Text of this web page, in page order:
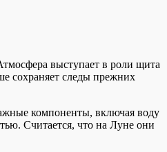
выступает в роли щита
сохраняет следы прежних
компоненты, включая воду
Считается, что на Луне они